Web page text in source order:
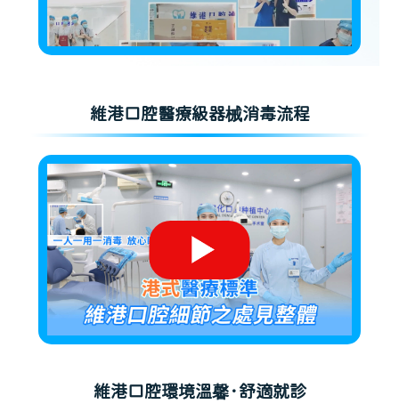
維港口腔醫療級器械消毒流程
維港口腔環境溫馨·舒適就診